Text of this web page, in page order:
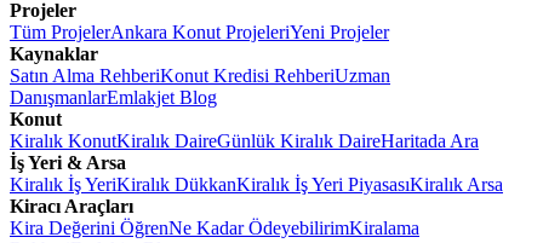
Projeler
Tüm ProjelerAnkara Konut ProjeleriYeni Projeler
Kaynaklar
Satın Alma RehberiKonut Kredisi RehberiUzman
DanışmanlarEmlakjet Blog
Konut
Kiralık KonutKiralık DaireGünlük Kiralık DaireHaritada Ara
İş Yeri & Arsa
Kiralık İş YeriKiralık DükkanKiralık İş Yeri PiyasasıKiralık Arsa
Kiracı Araçları
Kira Değerini ÖğrenNe Kadar ÖdeyebilirimKiralama